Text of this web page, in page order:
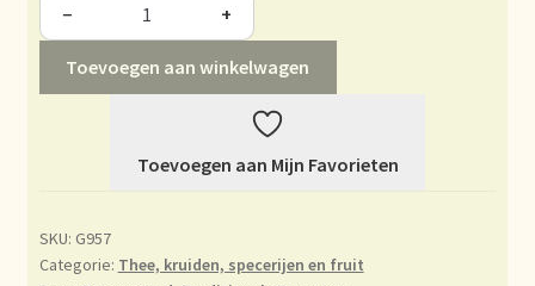
Déclaration de confidentialité
Devoluciones y garantía
Envío y entrega
− +
Toevoegen aan winkelwagen
Toevoegen aan Mijn Favorieten
SKU: G957
Categorie: Thee, kruiden, specerijen en fruit